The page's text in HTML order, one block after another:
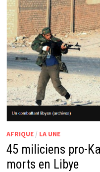
AFRIQUE/ LA UNE
45 miliciens pro-
morts en Libye